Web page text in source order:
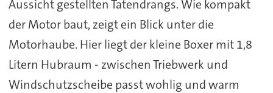
Aussicht gestellten Tatendrangs. Wie kompakt
der Motor baut, zeigt ein Blick unter die
Motorhaube. Hier liegt der kleine Boxer mit 1,8
Litern Hubraum - zwischen Triebwerk und
Windschutzscheibe passt wohlig und warm